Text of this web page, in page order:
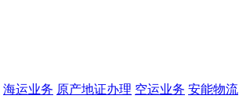
海运业务 原产地证办理 空运业务 安能物流